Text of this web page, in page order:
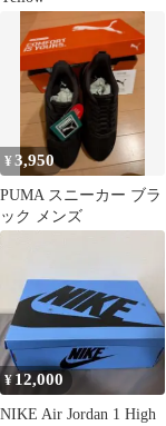
¥3,950
PUMA スニーカー ブラ
ック メンズ
¥ 12,000
NIKE Air Jordan 1 High